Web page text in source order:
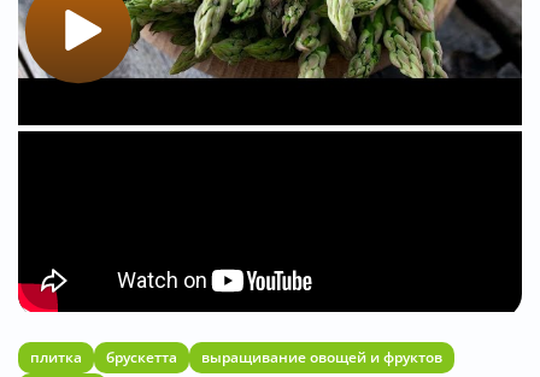
плитка брускетта
выращивание овощей и фруктов